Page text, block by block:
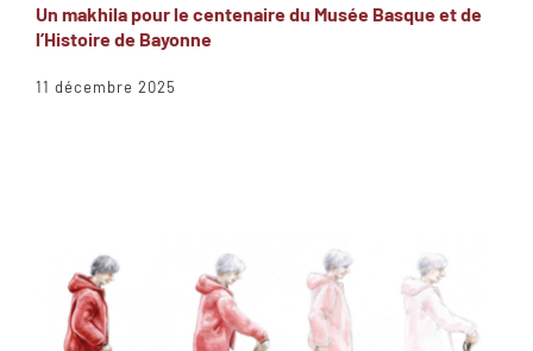
Un makhila pour le centenaire du Musée Basque et de
l’Histoire de Bayonne
11 décembre 2025